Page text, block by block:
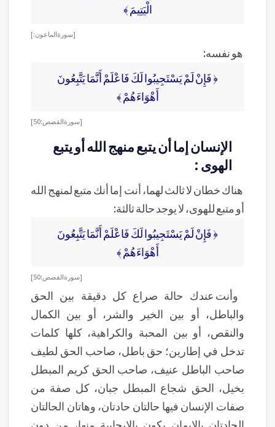
الْيَتِيمَ ﴾
[ سورة الماعون: ]
هو نفسه:
﴿ فَإِنْ لَمْ يَسْتَجِيبُوا لَكَ فَاعْلَمْ أَنَّمَا يَتَّبِعُونَ
أَهْوَاءَهُمْ ﴾
[ سورة القصص: 50]
الإنسان إما أن يتبع منهج الله أو يتبع
الهوى :
هناك خطان لا ثالث لهما، أنت إما أنك متبع لمنهج الله
أو متبع للهوى، لا يوجد حالة ثالثة:
﴿ فَإِنْ لَمْ يَسْتَجِيبُوا لَكَ فَاعْلَمْ أَنَّمَا يَتَّبِعُونَ
أَهْوَاءَهُمْ ﴾
[ سورة القصص: 50]
وأنت عندك حالة صراع كل دقيقة بين الحق
والباطل، أو بين الخير والشر، أو بين الكمال
والنقص، أو بين المحبة والكراهية، كلها كلمات
تدخل في إطارين؛ حق باطل، صاحب الحق لطيف
صاحب الباطل عنيف، صاحب الحق كريم المبطل
بخيل، الحق شجاع المبطل جبان، كل صفة من
صفات الإنسان فيها حالتان حادتان، وهاتان الحالتان